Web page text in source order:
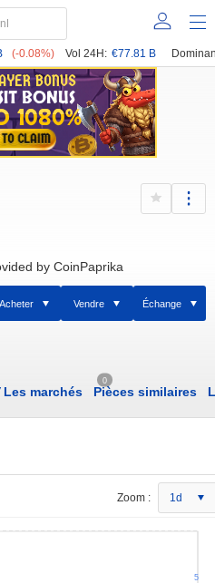
(-0.08%) Vol 24H: €77.81 B
by CoinPaprika
Acheter Vendre Échange
Les marchés
0
Pièces similaires
Zoom : 1d
5